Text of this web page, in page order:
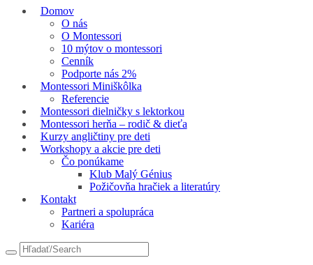
Domov
O nás
O Montessori
10 mýtov o montessori
Cenník
Podporte nás 2%
Montessori Miniškôlka
Referencie
Montessori dielničky s lektorkou
Montessori herňa – rodič & dieťa
Kurzy angličtiny pre deti
Workshopy a akcie pre deti
Čo ponúkame
Klub Malý Génius
Požičovňa hračiek a literatúry
Kontakt
Partneri a spolupráca
Kariéra